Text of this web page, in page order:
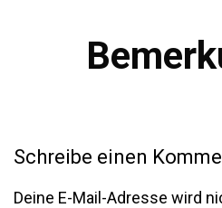
Schreibe einen
Deine E-Mail-Adresse wird